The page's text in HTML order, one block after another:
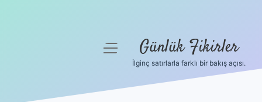
menüyü Günlük Fikirler
İlginç satırlarla farklı bir bakış açısı.